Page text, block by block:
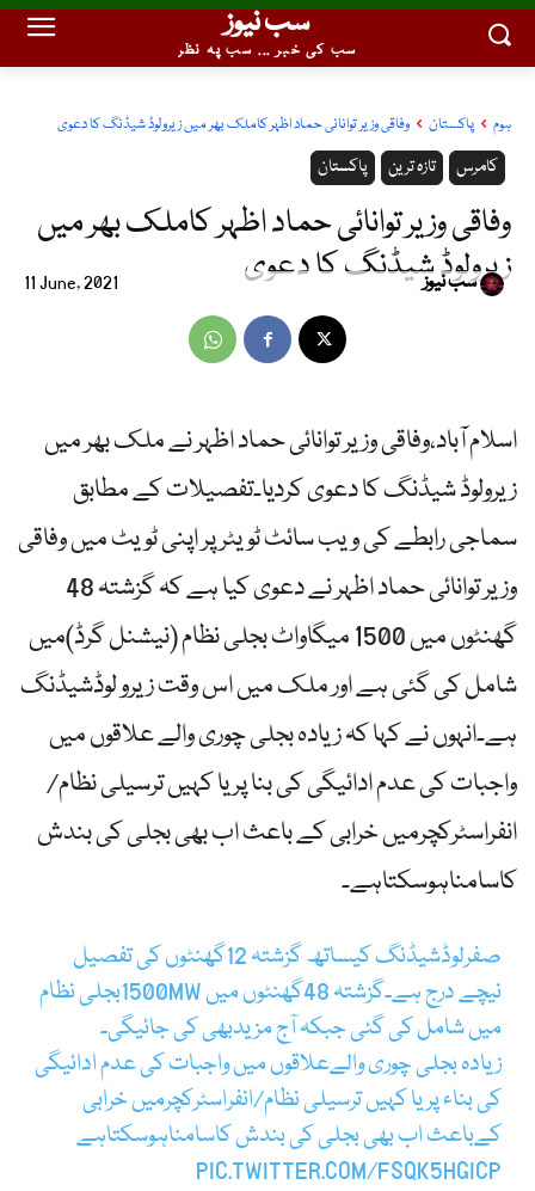
سب نیوز
سب کی خبر ... سب پہ نظر
ہوم پاکستان وفاقی وزیر توانائی حماد اظہر کاملک بھر میں زیرولوڈ شیڈنگ کا دعوی
پاکستان تازہ ترین کامرس
وفاقی وزیر توانائی حماد اظہر کاملک بھر میں
زیرولوڈ شیڈنگ کا دعوی
11 June, 2021 سب نیوز
اسلام آباد،وفاقی وزیر توانائی حماد اظہر نے ملک بھر میں
زیرولوڈ شیڈنگ کا دعوی کردیا۔تفصیلات کے مطابق
سماجی رابطے کی ویب سائٹ ٹویٹر پر اپنی ٹویٹ میں وفاقی
وزیر توانائی حماد اظہر نے دعوی کیا ہے کہ گزشتہ 48
گھنٹوں میں 1500 میگاواٹ بجلی نظام (نیشنل گرڈ)میں
شامل کی گئی ہے اور ملک میں اس وقت زیرو لوڈشیڈنگ
ہے۔انہوں نے کہا کہ زیادہ بجلی چوری والے علاقوں میں
واجبات کی عدم ادائیگی کی بنا پر یا کہیں ترسیلی نظام/
انفراسٹرکچرمیں خرابی کے باعث اب بھی بجلی کی بندش
کاسامناہوسکتاہے۔
صفرلوڈشیڈنگ کیساتھ گزشتہ 12گھنٹوں کی تفصیل
نیچے درج ہے۔گزشتہ 48گھنٹوں میں 1500MWبجلی نظام
میں شامل کی گئی جبکہ آج مزیدبھی کی جائیگی۔
زیادہ بجلی چوری والےعلاقوں میں واجبات کی عدم ادائیگی
کی بناء پر یا کہیں ترسیلی نظام/انفراسٹرکچرمیں خرابی
کےباعث اب بھی بجلی کی بندش کاسامناہوسکتاہے
PIC.TWITTER.COM/FSQK5HGICP